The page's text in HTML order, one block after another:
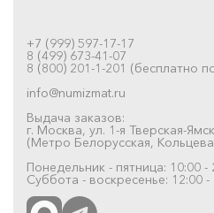
+7 (999) 597-17-17
8 (499) 673-41-07
8 (800) 201-1-201 (бесплатно
info@numizmat.ru
Выдача заказов:
г. Москва, ул. 1-я Тверская-
(Метро Белорусская,
Понедельник - пятница: 10:00 -
Суббота - воскресенье: 12:00 -